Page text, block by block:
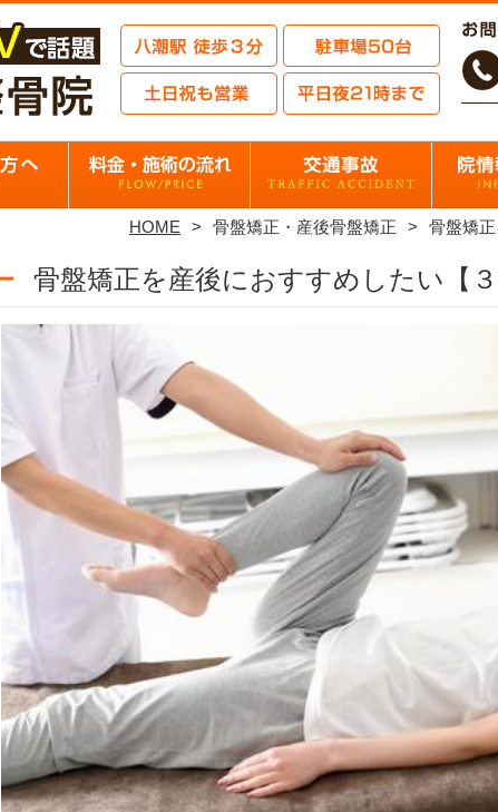
HOME 骨盤矯正・産後骨盤矯正 骨盤矯
骨盤矯正を産後におすすめしたい【３